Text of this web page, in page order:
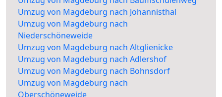
Umzug von Magdeburg nach Johannisthal
Umzug von Magdeburg nach
Niederschöneweide
Umzug von Magdeburg nach Altglienicke
Umzug von Magdeburg nach Adlershof
Umzug von Magdeburg nach Bohnsdorf
Umzug von Magdeburg nach
Oberschöneweide